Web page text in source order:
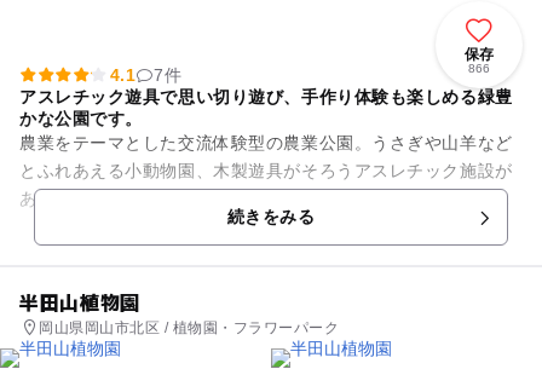
保存
866
4.1
7件
アスレチック遊具で思い切り遊び、手作り体験も楽しめる緑豊
かな公園です。
農業をテーマとした交流体験型の農業公園。うさぎや山羊など
とふれあえる小動物園、木製遊具がそろうアスレチック施設が
あるほか、アイスクリーム･シャーベット作りの体験(予約優先
ですが空きがあれば当日参...続きをみる
半田山植物園
岡山県岡山市北区 / 植物園・フラワーパーク